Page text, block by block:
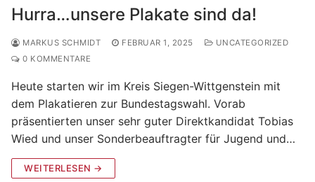
Hurra…unsere Plakate sind da!
MARKUS SCHMIDT FEBRUAR 1, 2025
UNCATEGORIZED
0 KOMMENTARE
Heute starten wir im Kreis Siegen-Wittgenstein mit
dem Plakatieren zur Bundestagswahl. Vorab
präsentierten unser sehr guter Direktkandidat Tobias
Wied und unser Sonderbeauftragter für Jugend und…
WEITERLESEN →